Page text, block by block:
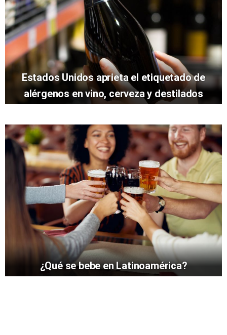
Estados Unidos aprieta el etiquetado de
alérgenos en vino, cerveza y destilados
¿Qué se bebe en Latinoamérica?